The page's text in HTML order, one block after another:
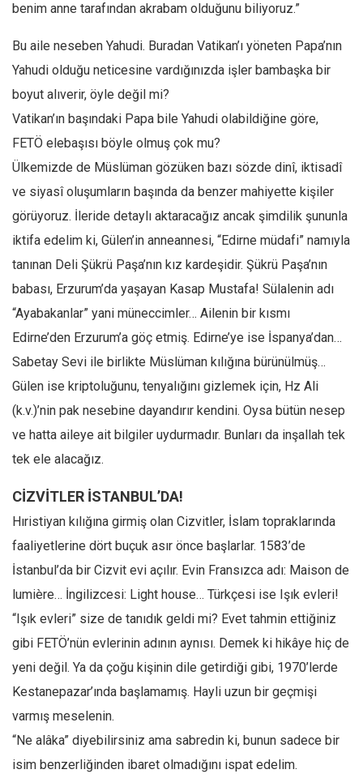
7 soruda bu hafta
Ekonomi
Spor
Manzara
Sağlık
Gıda-Beslenme
Hayat
Türkiye
Avrupa
Asya
Afrika
İslam Dünyası
Amerika
Tarih
Düşünce
Dosyalar
benim anne tarafından akrabam olduğunu biliyoruz.”
Bu aile neseben Yahudi. Buradan Vatikan’ı yöneten Papa’nın
Yahudi olduğu neticesine vardığınızda işler bambaşka bir
boyut alıverir, öyle değil mi?
Vatikan’ın başındaki Papa bile Yahudi olabildiğine göre,
FETÖ elebaşısı böyle olmuş çok mu?
Ülkemizde de Müslüman gözüken bazı sözde dinî, iktisadî
ve siyasî oluşumların başında da benzer mahiyette kişiler
görüyoruz. İleride detaylı aktaracağız ancak şimdilik şununla
iktifa edelim ki, Gülen’in anneannesi, “Edirne müdafi” namıyla
tanınan Deli Şükrü Paşa’nın kız kardeşidir. Şükrü Paşa’nın
babası, Erzurum’da yaşayan Kasap Mustafa! Sülalenin adı
“Ayabakanlar” yani müneccimler… Ailenin bir kısmı
Edirne’den Erzurum’a göç etmiş. Edirne’ye ise İspanya’dan…
Sabetay Sevi ile birlikte Müslüman kılığına bürünülmüş…
Gülen ise kriptoluğunu, tenyalığını gizlemek için, Hz Ali
(k.v.)’nin pak nesebine dayandırır kendini. Oysa bütün nesep
ve hatta aileye ait bilgiler uydurmadır. Bunları da inşallah tek
tek ele alacağız.
CİZVİTLER İSTANBUL’DA!
Hıristiyan kılığına girmiş olan Cizvitler, İslam topraklarında
faaliyetlerine dört buçuk asır önce başlarlar. 1583’de
İstanbul’da bir Cizvit evi açılır. Evin Fransızca adı: Maison de
lumière… İngilizcesi: Light house… Türkçesi ise Işık evleri!
“Işık evleri” size de tanıdık geldi mi? Evet tahmin ettiğiniz
gibi FETÖ’nün evlerinin adının aynısı. Demek ki hikâye hiç de
yeni değil. Ya da çoğu kişinin dile getirdiği gibi, 1970’lerde
Kestanepazar’ında başlamamış. Hayli uzun bir geçmişi
varmış meselenin.
“Ne alâka” diyebilirsiniz ama sabredin ki, bunun sadece bir
isim benzerliğinden ibaret olmadığını ispat edelim.